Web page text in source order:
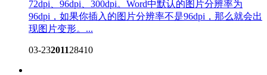
72dpi、96dpi、300dpi。Word中默认的图片分辨率为
96dpi，如果你插入的图片分辨率不是96dpi，那么就会出
现图片变形。...
03-23201128410